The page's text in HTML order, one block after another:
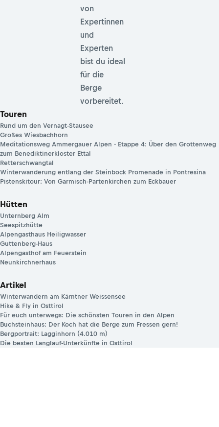
von
Expertinnen
und
Experten
bist du ideal
für die
Berge
vorbereitet.
Touren
Rund um den Vernagt-Stausee
Großes Wiesbachhorn
Meditationsweg Ammergauer Alpen - Etappe 4: Über den Grottenweg
zum Benediktinerkloster Ettal
Retterschwangtal
Winterwanderung entlang der Steinbock Promenade in Pontresina
Pistenskitour: Von Garmisch-Partenkirchen zum Eckbauer
Hütten
Unternberg Alm
Seespitzhütte
Alpengasthaus Heiligwasser
Guttenberg-Haus
Alpengasthof am Feuerstein
Neunkirchnerhaus
Artikel
Winterwandern am Kärntner Weissensee
Hike & Fly in Osttirol
Für euch unterwegs: Die schönsten Touren in den Alpen
Buchsteinhaus: Der Koch hat die Berge zum Fressen gern!
Bergportrait: Lagginhorn (4.010 m)
Die besten Langlauf-Unterkünfte in Osttirol